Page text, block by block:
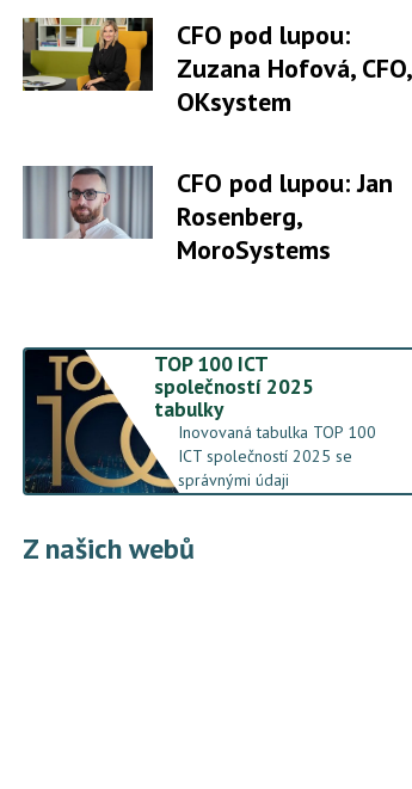
CFO pod lupou:
Zuzana Hofová, CFO,
OKsystem
CFO pod lupou: Jan
Rosenberg,
MoroSystems
TOP 100 ICT
společností 2025
tabulky
Inovovaná tabulka TOP 100
ICT společností 2025 se
správnými údaji
Z našich webů